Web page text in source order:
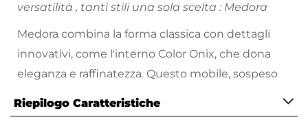
versatilità , tanti stili una sola scelta : Medora
Medora combina la forma classica con dettagli
innovativi, come l'interno Color Onix, che dona
eleganza e raffinatezza. Questo mobile, sospeso
delle chiusure soft close e uno specchio, che
Riepilogo Caratteristiche